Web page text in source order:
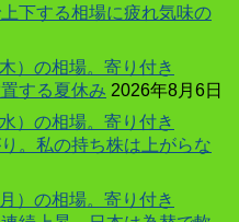
下する相場に疲れ気味の
）の相場。寄り付き
する夏休み 2026年8月6日
）の相場。寄り付き
。私の持ち株は上がらな
）の相場。寄り付き